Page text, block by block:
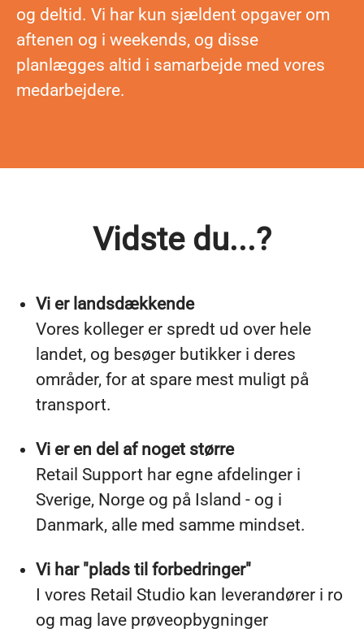
og deltid. Vi har kun sjældent opgaver om
aftenen og i weekends, og disse
planlægges altid i samarbejde med vores
medarbejdere.
Vidste du...?
Vi er landsdækkende
Vores kolleger er spredt ud over hele
landet, og besøger butikker i deres
områder, for at spare mest muligt på
transport.
Vi er en del af noget større
Retail Support har egne afdelinger i
Sverige, Norge og på Island - og i
Danmark, alle med samme mindset.
Vi har "plads til forbedringer"
I vores Retail Studio kan leverandører i ro
og mag lave prøveopbygninger